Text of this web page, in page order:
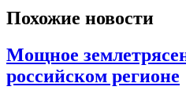
Похожие новости
Мощное
российском регионе